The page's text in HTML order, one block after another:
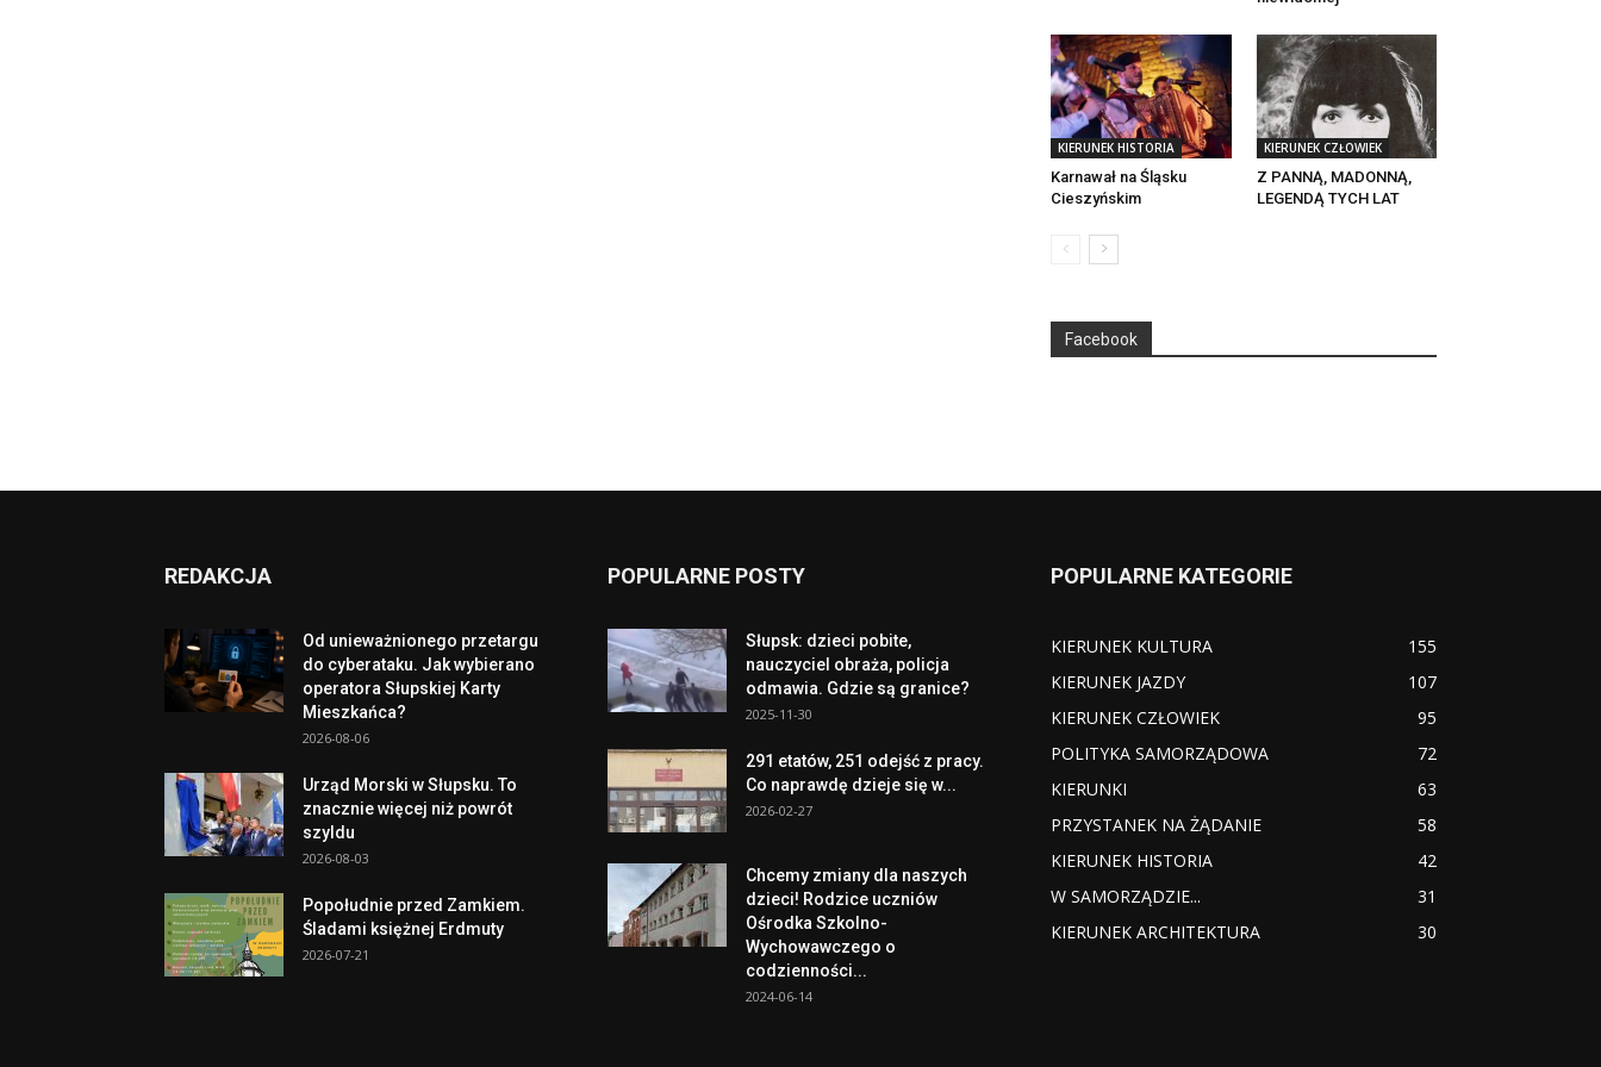
KIERUNEK HISTORIA
Karnawał na Śląsku
Cieszyńskim
KIERUNEK CZŁOWIEK
Z PANNĄ, MADONNĄ,
LEGENDĄ TYCH LAT
Facebook
REDAKCJA
Od unieważnionego przetargu
do cyberataku. Jak wybierano
operatora Słupskiej Karty
Mieszkańca?
2026-08-06
Urząd Morski w Słupsku. To
znacznie więcej niż powrót
szyldu
2026-08-03
Popołudnie przed Zamkiem.
Śladami księżnej Erdmuty
2026-07-21
POPULARNE POSTY
Słupsk: dzieci pobite,
nauczyciel obraża, policja
odmawia. Gdzie są granice?
2025-11-30
291 etatów, 251 odejść z pracy.
Co naprawdę dzieje się w...
2026-02-27
Chcemy zmiany dla naszych
dzieci! Rodzice uczniów
Ośrodka Szkolno-
Wychowawczego o
codzienności...
2024-06-14
POPULARNE KATEGORIE
KIERUNEK KULTURA
155
KIERUNEK JAZDY
107
KIERUNEK CZŁOWIEK
95
POLITYKA SAMORZĄDOWA
72
KIERUNKI
63
PRZYSTANEK NA ŻĄDANIE
58
KIERUNEK HISTORIA
42
W SAMORZĄDZIE...
31
KIERUNEK ARCHITEKTURA
30